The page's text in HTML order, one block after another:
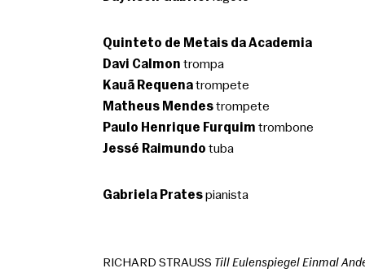
Quinteto de Metais da Academia
Davi Calmon trompa
Kauã Requena trompete
Matheus Mendes trompete
Paulo Henrique Furquim trombone
Jessé Raimundo tuba
Gabriela Prates pianista
RICHARD STRAUSS Till Eulenspiegel Einmal